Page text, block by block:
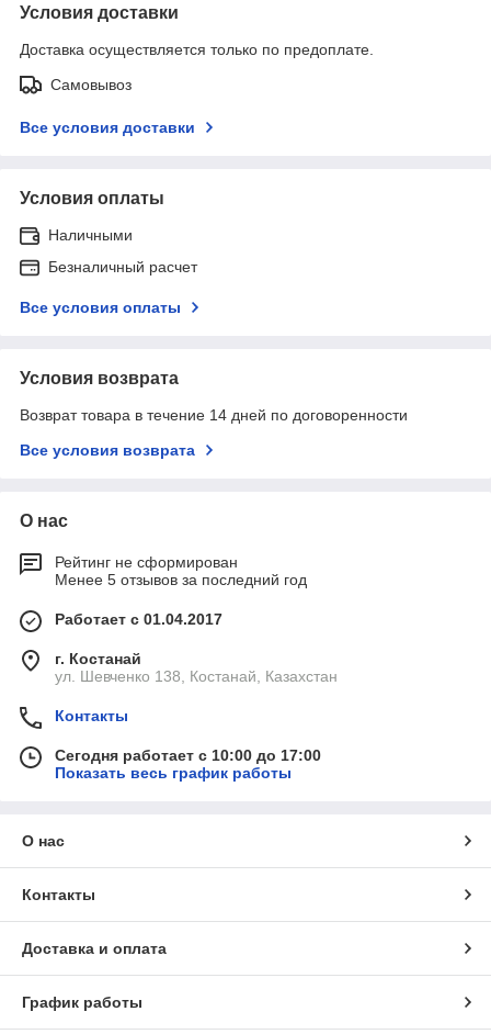
Условия доставки
Доставка осуществляется только по предоплате.
Самовывоз
Все условия доставки
Условия оплаты
Наличными
Безналичный расчет
Все условия оплаты
Условия возврата
Возврат товара в течение 14 дней по договоренности
Все условия возврата
О нас
Рейтинг не сформирован
Менее 5 отзывов за последний год
Работает с 01.04.2017
г. Костанай
ул. Шевченко 138, Костанай, Казахстан
Контакты
Сегодня работает с 10:00 до 17:00
Показать весь график работы
О нас
Контакты
Доставка и оплата
График работы